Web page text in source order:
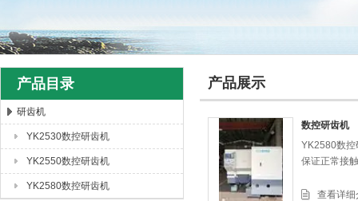
成都众合格尔机床有限公司
产品目录
研齿机
YK2530数控研齿机
YK2550数控研齿机
YK2580数控研齿机
产品展示
数控研齿机
YK2580数控
保证正常接
查看详细